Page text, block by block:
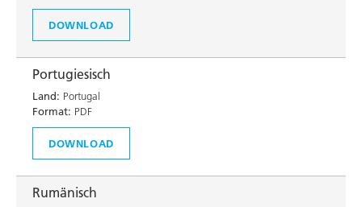
DOWNLOAD
Portugiesisch
Land: Portugal
Format: PDF
DOWNLOAD
Rumänisch